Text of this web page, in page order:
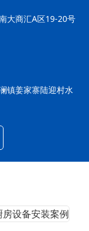
大商汇A区19-20号
镇姜家寨陆迎村水